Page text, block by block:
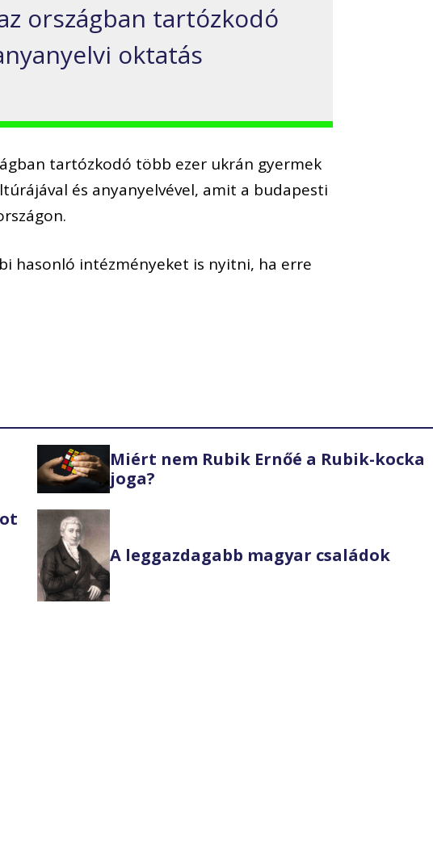
országban tartózkodó
oktatás
tartózkodó több ezer ukrán gyermek
és anyanyelvével, amit a budapesti
hasonló intézményeket is nyitni, ha erre
Miért nem Rubik Ernőé a Rubik-kocka
joga?
A leggazdagabb magyar családok